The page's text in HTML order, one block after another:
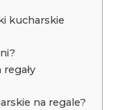
kucharskie
na regale?